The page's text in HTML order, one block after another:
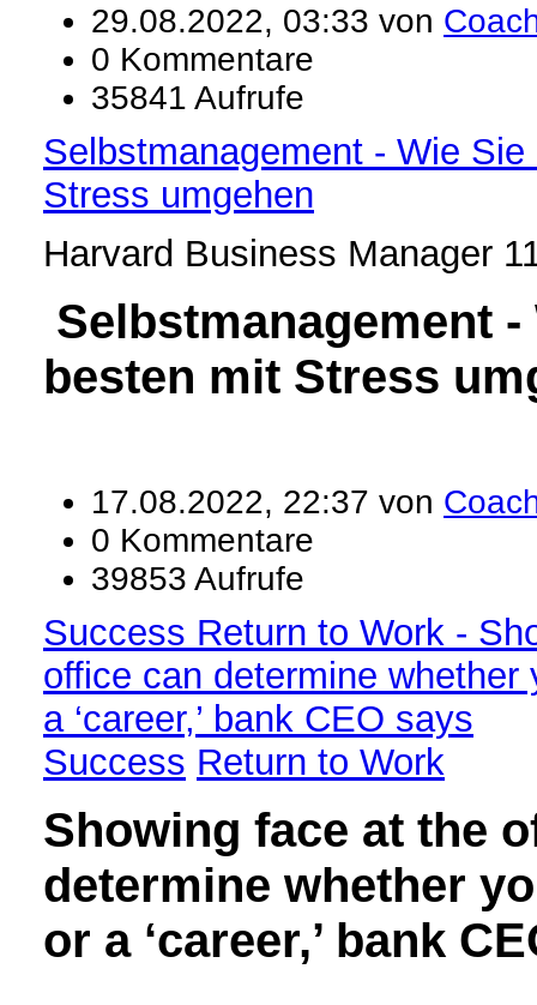
29.08.2022, 03:33 von
0 Kommentare
35841 Aufrufe
Selbstmanagement - Wie
Stress umgehen
Harvard Business Manager
Selbstmanagement -
besten mit Stress
17.08.2022, 22:37 von
0 Kommentare
39853 Aufrufe
Success Return to Work -
office can determine whether
a ‘career,’ bank CEO says
Success Return to Work
Showing face at the
determine whether
or a ‘career,’ bank